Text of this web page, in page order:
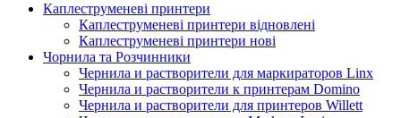
Каплеструменеві принтери
Каплеструменеві принтери відновлені
Каплеструменеві принтери нові
Чорнила та Розчинники
Чернила и растворители для маркираторов Linx
Чернила и растворители к принтерам Domino
Чернила и растворители для принтеров Willett